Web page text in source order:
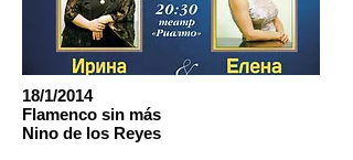
18/1/2014
Flamenco sin más
Nino de los Reyes